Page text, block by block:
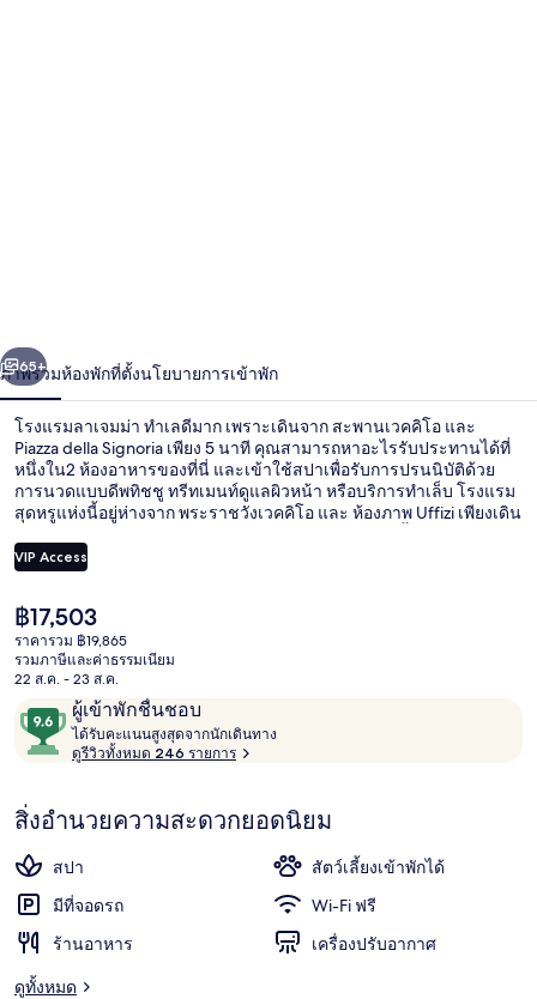
า
ถัดไป
65+
ภาพรวมห้องพักที่ตั้งนโยบายการเข้าพัก
โรงแรมลาเจมม่า ทำเลดีมาก เพราะเดินจาก สะพานเวคคิโอ และ
Piazza della Signoria เพียง 5 นาที คุณสามารถหาอะไรรับประทานได้ที่
หนึ่งใน2 ห้องอาหารของที่นี่ และเข้าใช้สปาเพื่อรับการปรนนิบัติด้วย
การนวดแบบดีพทิชชู ทรีทเมนท์ดูแลผิวหน้า หรือบริการทำเล็บ โรงแรม
สุดหรูแห่งนี้อยู่ห่างจาก พระราชวังเวคคิโอ และ ห้องภาพ Uffizi เพียงเดิน
สาธารณะ: เดิน 8 นาทีถึง ป้ายรถรางอูนิตา และ 10 นาทีถึง ป้ายรถ
รางวัลฟอนดา - สถานีซานตามาเรียโนเวลลา
VIP Access
ราคา
ปัจจุบัน
฿17,503
฿17,503
ราคารวม ฿19,865
รวมภาษีและค่าธรรมเนียม
22 ส.ค. - 23 ส.ค.
รีวิว ผู้เข้าพักชื่นชอบ
9.6
จาก
10,
เข้า
ชอบ
ได้รับคะแนนสูงสุดจากนักเดินทาง
ค
แ
น
น
สู
ง
ดูรีวิวทั้งหมด 246 รายการ
สิ่งอำนวยความสะดวกยอดนิยม
สปา
สัตว์เลี้ยงเข้าพักได้
มีที่จอดรถ
Wi-Fi ฟรี
ร้านอาหาร
เครื่องปรับอากาศ
ดูทั้งหมด